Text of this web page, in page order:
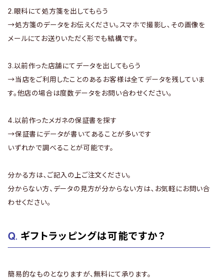
2.眼科にて処方箋を出してもらう
→処方箋のデータをお伝えください。スマホで撮影し、その画像を
メールにてお送りいただく形でも結構です。
3.以前作った店舗にてデータを出してもらう
→当店をご利用したことのあるお客様は全てデータを残していま
す。他店の場合は度数データをお問い合わせください。
4.以前作ったメガネの保証書を探す
→保証書にデータが書いてあることが多いです
いずれかで調べることが可能です。
分かる方は、ご記入の上ご注文ください。
分からない方、データの見方が分からない方は、お気軽にお問い合
わせください。
ギフトラッピングは可能ですか？
簡易的なものとなりますが、無料にて承ります。